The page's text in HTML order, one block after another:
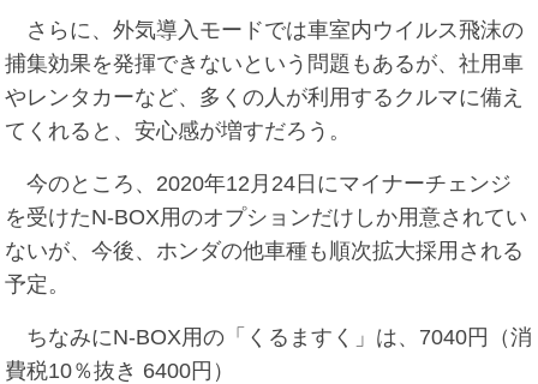
さらに、外気導入モードでは車室内ウイルス飛沫の
捕集効果を発揮できないという問題もあるが、社用車
やレンタカーなど、多くの人が利用するクルマに備え
てくれると、安心感が増すだろう。
今のところ、2020年12月24日にマイナーチェンジ
を受けたN-BOX用のオプションだけしか用意されてい
ないが、今後、ホンダの他車種も順次拡大採用される
予定。
ちなみにN-BOX用の「くるますく」は、7040円（消
費税10％抜き 6400円）